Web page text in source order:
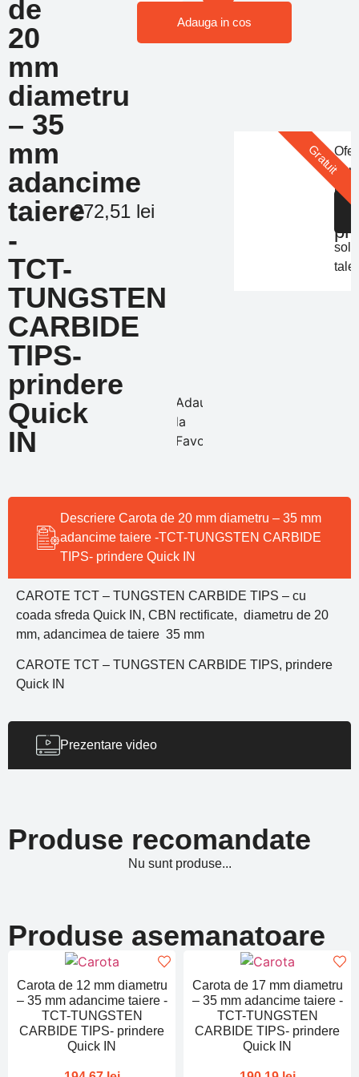
de
20
mm
diametru
– 35
mm
adancime
taiere
-
TCT-
TUNGSTEN
CARBIDE
TIPS-
prindere
Quick
IN
272,51 lei
Adauga in cos
Adauga
la
Favorite
de
in
de
tale
Gratuit
Descriere Carota de 20 mm diametru – 35 mm
adancime taiere -TCT-TUNGSTEN CARBIDE
TIPS- prindere Quick IN
Prezentare video
CAROTE TCT – TUNGSTEN CARBIDE TIPS – cu
coada sfreda Quick IN, CBN rectificate, diametru de 20
mm, adancimea de taiere 35 mm
CAROTE TCT – TUNGSTEN CARBIDE TIPS, prindere
Quick IN
Produse recomandate
Nu sunt produse...
Produse asemanatoare
Carota de 12 mm diametru
– 35 mm adancime taiere -
TCT-TUNGSTEN
CARBIDE TIPS- prindere
Quick IN
Carota de 17 mm diametru
– 35 mm adancime taiere -
TCT-TUNGSTEN
CARBIDE TIPS- prindere
Quick IN